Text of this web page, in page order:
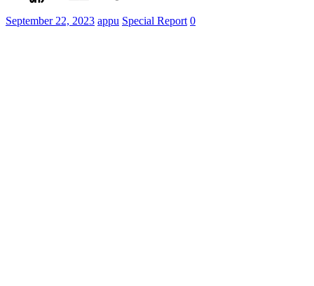
September 22, 2023 appu Special Report 0